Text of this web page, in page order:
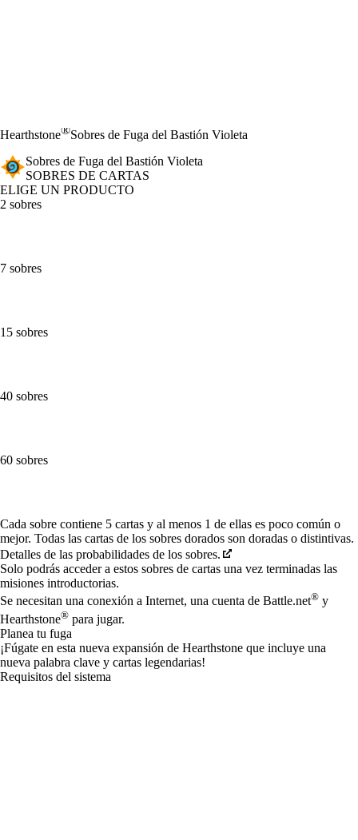
Hearthstone®Sobres de Fuga del Bastión Violeta
Sobres de Fuga del Bastión Violeta
SOBRES DE CARTAS
ELIGE UN PRODUCTO
2 sobres
7 sobres
15 sobres
40 sobres
60 sobres
Available actions
Cada sobre contiene 5 cartas y al menos 1 de ellas es poco común o
mejor. Todas las cartas de los sobres dorados son doradas o distintivas.
Detalles de las probabilidades de los sobres.
Solo podrás acceder a estos sobres de cartas una vez terminadas las
misiones introductorias.
Se necesitan una conexión a Internet, una cuenta de Battle.net® y
Hearthstone® para jugar.
Planea tu fuga
¡Fúgate en esta nueva expansión de Hearthstone que incluye una
nueva palabra clave y cartas legendarias!
Requisitos del sistema